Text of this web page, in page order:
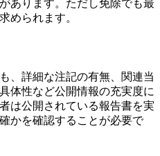
あります。ただし免除でも最
められます。
、詳細な注記の有無、関連当
体性など公開情報の充実度に
は公開されている報告書を実
かを確認することが必要で